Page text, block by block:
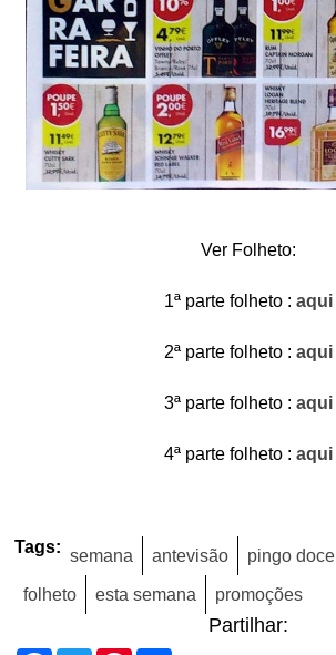
Ver Folheto:
1ª parte folheto : aqui
2ª parte folheto : aqui
3ª parte folheto : aqui
4ª parte folheto : aqui
Tags: semana antevisão pingo doce
folheto esta semana promoções
Partilhar: